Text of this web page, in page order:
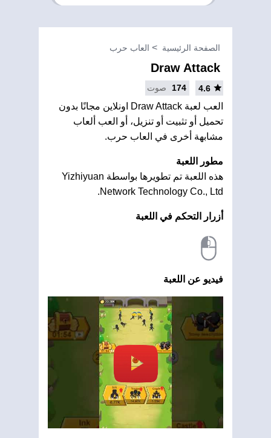
الصفحة الرئيسية العاب حرب
Draw Attack
4.6
174 صوت
العب لعبة Draw Attack اونلاين مجانًا بدون
تحميل أو تثبيت أو تنزيل، أو العب ألعاب
مشابهة أخرى في العاب حرب.
مطور اللعبة
هذه اللعبة تم تطويرها بواسطة Yizhiyuan
Network Technology Co., Ltd.
أزرار التحكم في اللعبة
فيديو عن اللعبة